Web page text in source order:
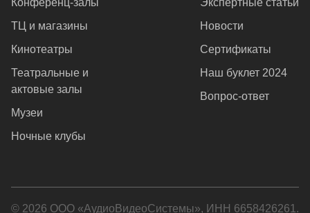
Конференц-залы
ТЦ и магазины
Кинотеатры
Театральные и
актовые залы
Музеи
Ночные клубы
Экспертные статьи
Новости
Сертификаты
Наш буклет 2024
Вопрос-ответ
© 2026 ООО «АудиоВидеоСистемы», ИНН 6658426261.